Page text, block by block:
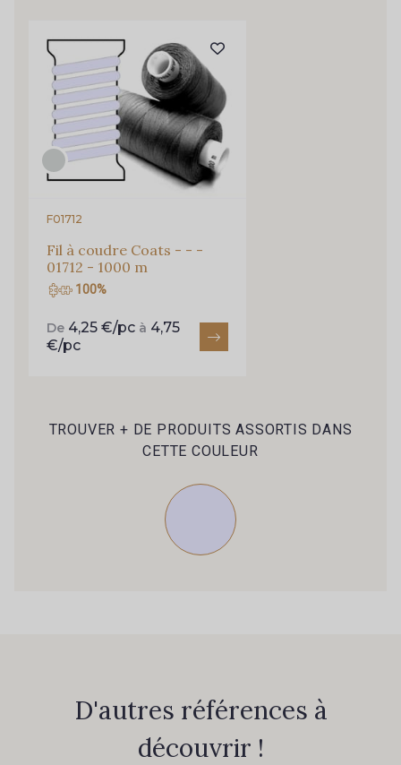
F01712
Fil à coudre Coats - - -
01712 - 1000 m
100%
De 4,25 €/pc à 4,75
€/pc
TROUVER + DE PRODUITS ASSORTIS DANS
CETTE COULEUR
D'autres références à
découvrir !
Vous aimez les beaux tissus ?
Recevez chaque semaine un clin d’œil rempli de
nouveautés, d’inspirations et de promotions.
Je m'abonne à la newsletter